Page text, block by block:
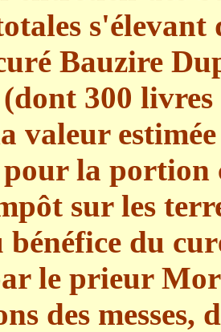
Bauzire
300
valeur
pour la portion
sur les
du
le prieur
des messes,